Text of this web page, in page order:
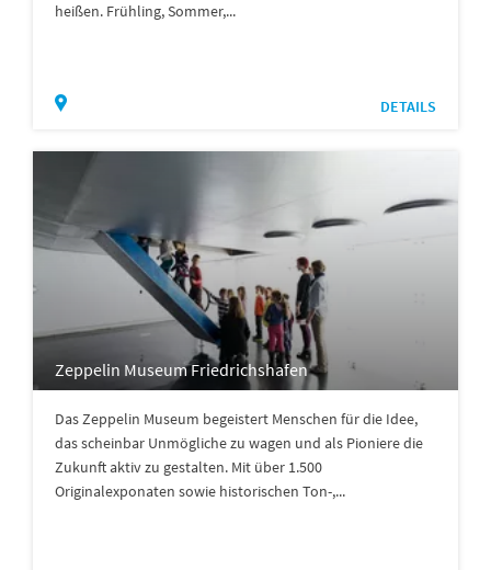
heißen. Frühling, Sommer,...
DETAILS
Zeppelin Museum Friedrichshafen
Das Zeppelin Museum begeistert Menschen für die Idee,
das scheinbar Unmögliche zu wagen und als Pioniere die
Zukunft aktiv zu gestalten. Mit über 1.500
Originalexponaten sowie historischen Ton-,...